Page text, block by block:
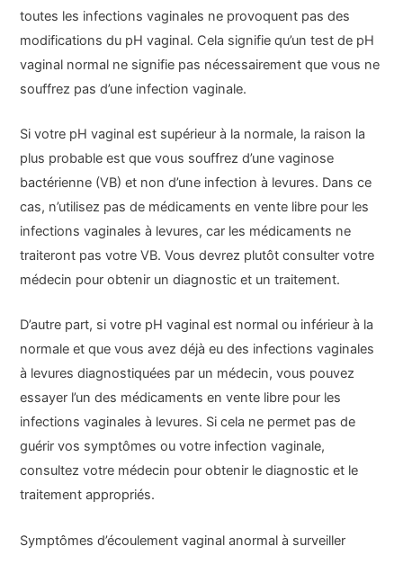
toutes les infections vaginales ne provoquent pas des
modifications du pH vaginal. Cela signifie qu’un test de pH
vaginal normal ne signifie pas nécessairement que vous ne
souffrez pas d’une infection vaginale.
Si votre pH vaginal est supérieur à la normale, la raison la
plus probable est que vous souffrez d’une vaginose
bactérienne (VB) et non d’une infection à levures. Dans ce
cas, n’utilisez pas de médicaments en vente libre pour les
infections vaginales à levures, car les médicaments ne
traiteront pas votre VB. Vous devrez plutôt consulter votre
médecin pour obtenir un diagnostic et un traitement.
D’autre part, si votre pH vaginal est normal ou inférieur à la
normale et que vous avez déjà eu des infections vaginales
à levures diagnostiquées par un médecin, vous pouvez
essayer l’un des médicaments en vente libre pour les
infections vaginales à levures. Si cela ne permet pas de
guérir vos symptômes ou votre infection vaginale,
consultez votre médecin pour obtenir le diagnostic et le
traitement appropriés.
Symptômes d’écoulement vaginal anormal à surveiller